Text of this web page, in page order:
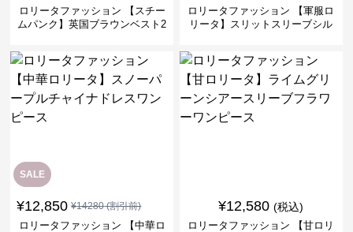
ロリータファッション 【スチー
ムパンク】英国ブラウンベスト2
ロリータファッション 【軍服ロ
リータ】スリットスリーブシル
SALE
¥12,850 ¥14280(割引前)
ロリータファッション 【中華ロ
¥12,580 (税込)
ロリータファッション 【甘ロリ